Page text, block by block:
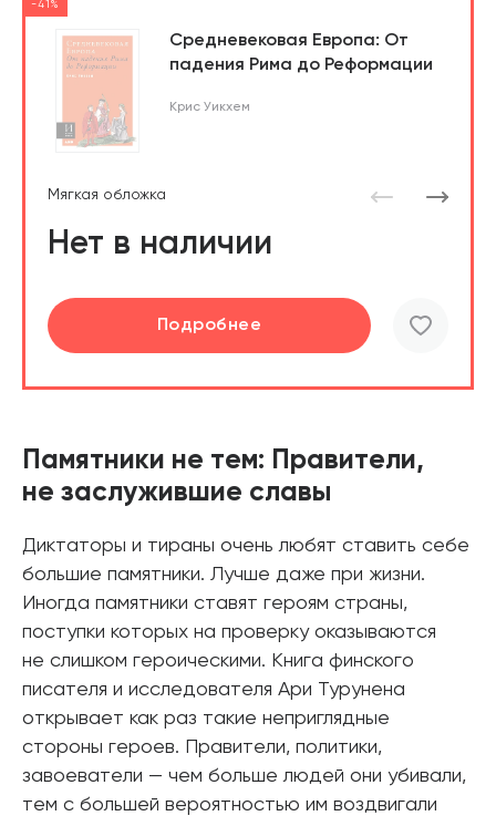
-41%
Средневековая Европа: От
падения Рима до Реформации
Крис Уикхем
Мягкая обложка
Нет в наличии
Подробнее
Подробнее
Памятники не тем: Правители,
не заслужившие славы
Диктаторы и тираны очень любят ставить себе
большие памятники. Лучше даже при жизни.
Иногда памятники ставят героям страны,
поступки которых на проверку оказываются
не слишком героическими. Книга финского
писателя и исследователя Ари Турунена
открывает как раз такие неприглядные
стороны героев. Правители, политики,
завоеватели — чем больше людей они убивали,
тем с большей вероятностью им воздвигали